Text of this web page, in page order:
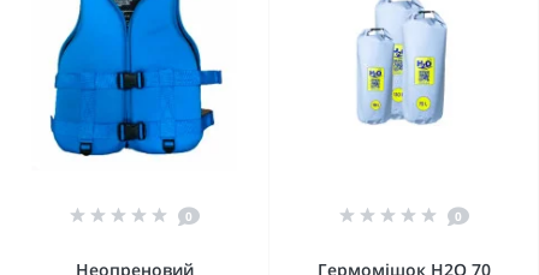
0
Неопреновий
0
Гермомішок Н2О 70